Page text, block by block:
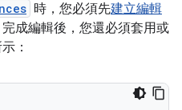
時，您必須先建立編輯
成編輯後，您還必須套用或
：